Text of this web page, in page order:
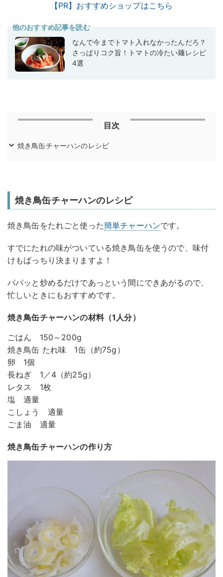
【PR】おすすめショップはこちら
他のおすすめ記事を読む
なんで今までトマト入れなかったんだろ？
さっぱりコク旨！トマトの冷たい麺レシピ
4選
目次
焼き鳥缶チャーハンのレシピ
焼き鳥缶チャーハンのレシピ
焼き鳥缶をたれごと使った簡単チャーハンです。
すでにたれの味がついている焼き鳥缶を使うので、味付
けもばっちり決まりますよ！
パパッと炒めるだけであっという間にできあがるので、
忙しいときにもおすすめです。
焼き鳥缶チャーハンの材料（1人分）
ごはん 150～200g
焼き鳥缶 たれ味 1缶（約75g）
卵 1個
長ねぎ 1／4（約25g）
レタス 1枚
塩 適量
こしょう 適量
ごま油 適量
焼き鳥缶チャーハンの作り方